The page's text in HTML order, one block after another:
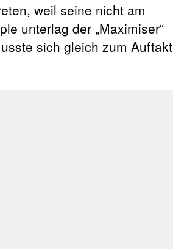
weil seine nicht am
unterlag der „Maximiser“
sich gleich zum Auftakt